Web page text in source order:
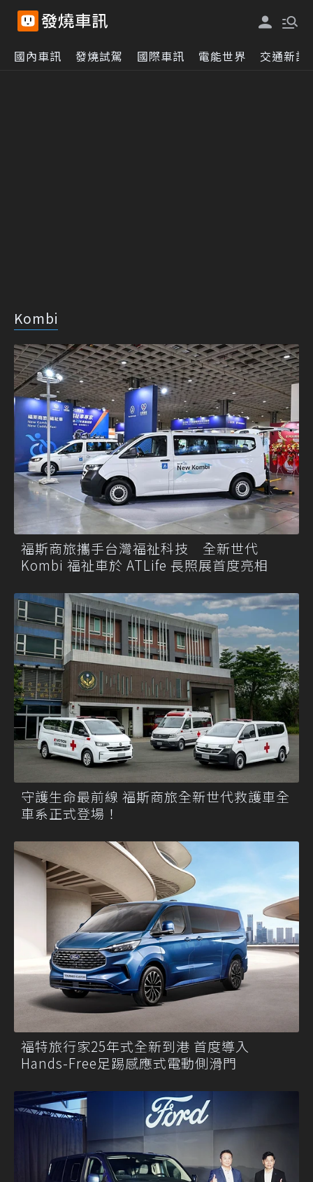
國內車訊 發燒試駕 國際車訊 電能世界 交通新訊
Kombi
福斯商旅攜手台灣福祉科技 全新世代
Kombi 福祉車於 ATLife 長照展首度亮相
守護生命最前線 福斯商旅全新世代救護車全
車系正式登場！
福特旅行家25年式全新到港 首度導入
Hands-Free足踢感應式電動側滑門